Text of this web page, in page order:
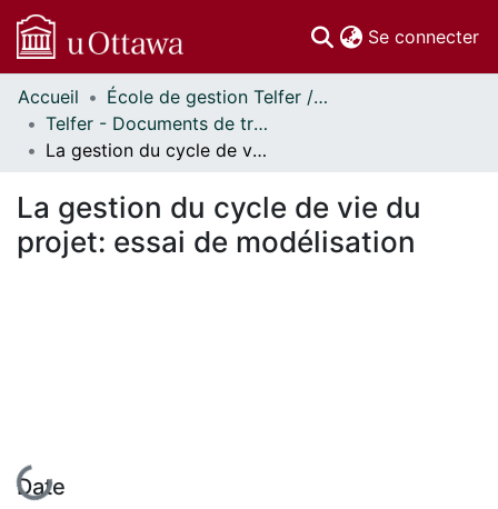
Se connecter
Communautés
et collections
Parcourir
À propos
Accueil
École de gestion Telfer // Telfer School of Management
Telfer - Documents de travail // Telfer - Working Papers
La gestion du cycle de vie du projet: essai de modélisation
La gestion du cycle de vie du
projet: essai de modélisation
En cours de chargement...
Date